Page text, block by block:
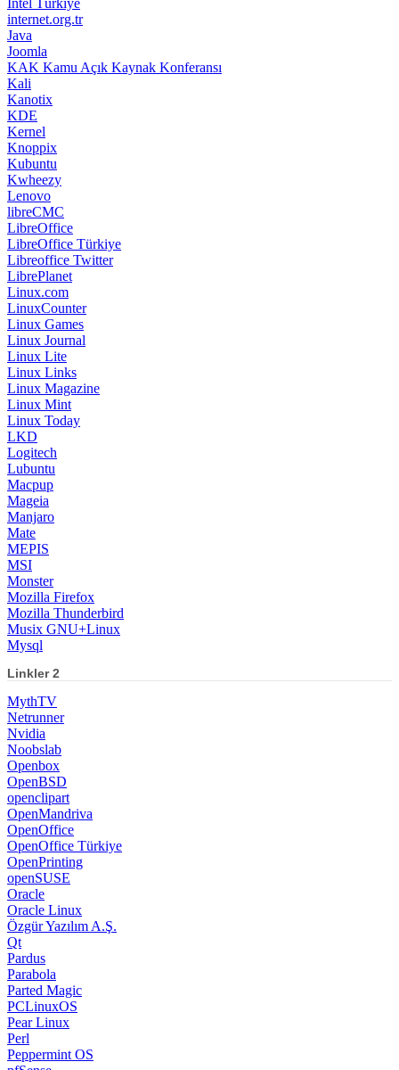
internet.org.tr
Java
Joomla
KAK Kamu Açık Kaynak Konferansı
Kali
Kanotix
KDE
Kernel
Knoppix
Kubuntu
Kwheezy
Lenovo
libreCMC
LibreOffice
LibreOffice Türkiye
Libreoffice Twitter
LibrePlanet
Linux.com
LinuxCounter
Linux Games
Linux Journal
Linux Lite
Linux Links
Linux Magazine
Linux Mint
Linux Today
LKD
Logitech
Lubuntu
Macpup
Mageia
Manjaro
Mate
MEPIS
MSI
Monster
Mozilla Firefox
Mozilla Thunderbird
Musix GNU+Linux
Mysql
Linkler 2
MythTV
Netrunner
Nvidia
Noobslab
Openbox
OpenBSD
openclipart
OpenMandriva
OpenOffice
OpenOffice Türkiye
OpenPrinting
openSUSE
Oracle
Oracle Linux
Özgür Yazılım A.Ş.
Qt
Pardus
Parabola
Parted Magic
PCLinuxOS
Pear Linux
Perl
Peppermint OS